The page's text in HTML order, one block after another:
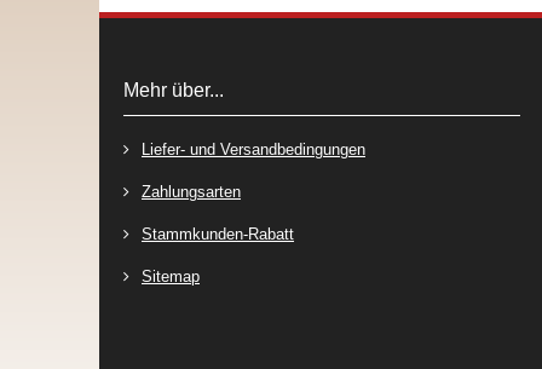
Mehr über...
Liefer- und Versandbedingungen
Zahlungsarten
Stammkunden-Rabatt
Sitemap